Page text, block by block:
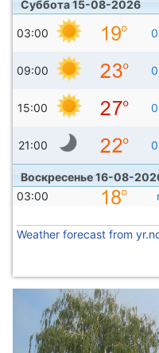
Суббота 15-08-2026
03:00
09:00
15:00
21:00
Воскресенье 16-08-
03:00
Weather forecast from